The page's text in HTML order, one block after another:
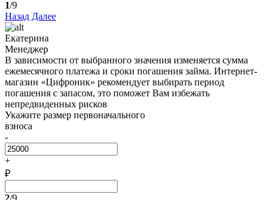
1/9
Назад Далее
Екатерина
Менеджер
В зависимости от выбранного значения изменяется сумма
ежемесячного платежа и сроки погашения займа. Интернет-
магазин «Цифроник» рекомендует выбирать период
погашения с запасом, это поможет Вам избежать
непредвиденных рисков
Укажите размер первоначального
взноса
-
+
₽